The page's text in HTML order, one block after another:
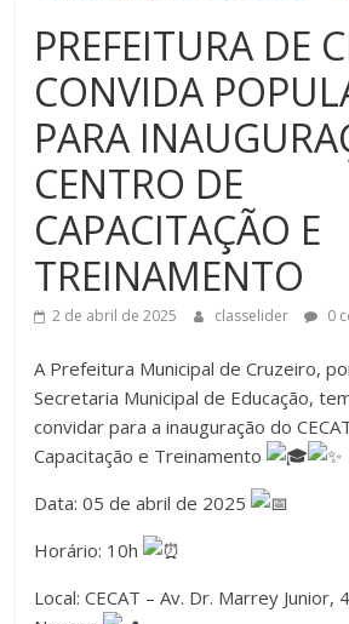
PREFEITURA DE
CONVIDA
PARA
CENTRO DE
CAPACITAÇÃO E
TREINAMENTO
2 de abril de 2025 classelider 0
A Prefeitura Municipal de Cruzeiro,
Secretaria Municipal de Educação,
convidar para a inauguração do
Capacitação e Treinamento
Data: 05 de abril de 2025
Horário: 10h
Local: CECAT – Av. Dr. Marrey Junior,